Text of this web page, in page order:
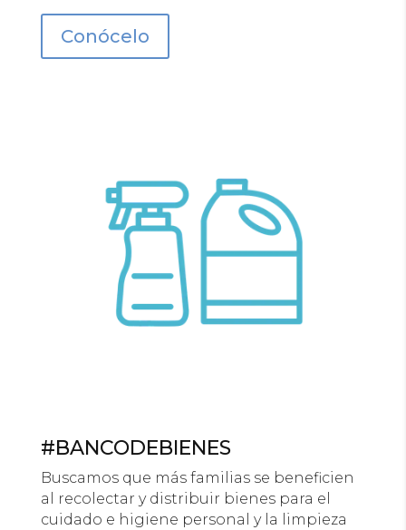
Conócelo
#BANCODEBIENES
Buscamos que más familias se beneficien
al recolectar y distribuir bienes para el
cuidado e higiene personal y la limpieza